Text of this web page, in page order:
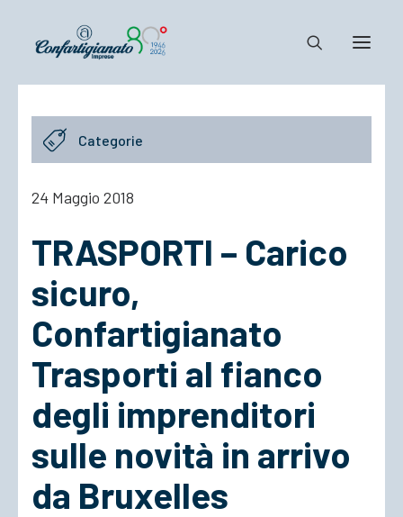
Notizie e Documenti
Confartigianato
Cosa Facciamo
ACCEDI
Categorie
24 Maggio 2018
TRASPORTI – Carico
sicuro,
Confartigianato
Trasporti al fianco
degli imprenditori
sulle novità in arrivo
da Bruxelles